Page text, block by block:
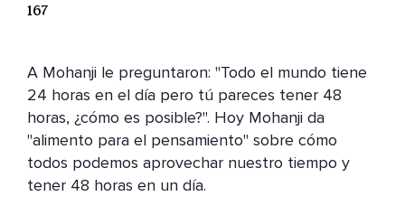
167
A Mohanji le preguntaron: "Todo el mundo tiene
24 horas en el día pero tú pareces tener 48
horas, ¿cómo es posible?". Hoy Mohanji da
"alimento para el pensamiento" sobre cómo
todos podemos aprovechar nuestro tiempo y
tener 48 horas en un día.